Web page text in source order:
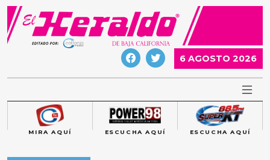
Skip
content
6 AGOSTO 2026
MIRA AQUÍ ESCUCHA AQUÍ ESCUCHA AQUÍ